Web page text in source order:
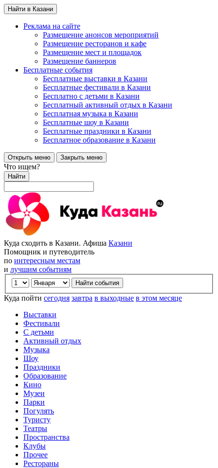
Найти в Казани
Реклама на сайте
Размещение анонсов мероприятий
Размещение ресторанов и кафе
Размещение мест и площадок
Размещение баннеров
Бесплатные события
Бесплатные выставки в Казани
Бесплатные фестивали в Казани
Бесплатно с детьми в Казани
Бесплатный активный отдых в Казани
Бесплатная музыка в Казани
Бесплатные шоу в Казани
Бесплатные праздники в Казани
Бесплатное образование в Казани
Открыть меню Закрыть меню
Что ищем?
Найти
Куда сходить в Казани. Афиша Казани
Помощник и путеводитель
по интересным местам
и лучшим событиям
Куда пойти сегодня завтра в выходные в этом месяце
Выставки
Фестивали
С детьми
Активный отдых
Музыка
Шоу
Праздники
Образование
Кино
Музеи
Парки
Погулять
Туристу
Театры
Пространства
Клубы
Прочее
Рестораны